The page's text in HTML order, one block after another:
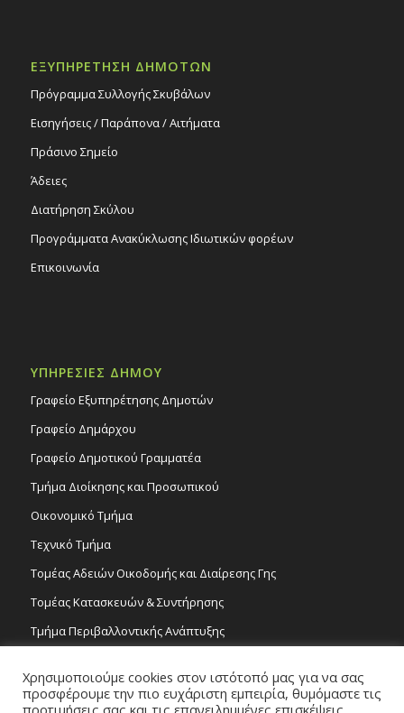
ΕΞΥΠΗΡΕΤΗΣΗ ΔΗΜΟΤΩΝ
Πρόγραμμα Συλλογής Σκυβάλων
Εισηγήσεις / Παράπονα / Αιτήματα
Πράσινο Σημείο
Άδειες
Διατήρηση Σκύλου
Προγράμματα Ανακύκλωσης Ιδιωτικών φορέων
Επικοινωνία
ΥΠΗΡΕΣΙΕΣ ΔΗΜΟΥ
Γραφείο Εξυπηρέτησης Δημοτών
Γραφείο Δημάρχου
Γραφείο Δημοτικού Γραμματέα
Τμήμα Διοίκησης και Προσωπικού
Οικονομικό Τμήμα
Τεχνικό Τμήμα
Τομέας Αδειών Οικοδομής και Διαίρεσης Γης
Τομέας Κατασκευών & Συντήρησης
Τμήμα Περιβαλλοντικής Ανάπτυξης
Τομέας Γραμμάτων και Τεχνών
Χρησιμοποιούμε cookies στον ιστότοπό μας για να σας
προσφέρουμε την πιο ευχάριστη εμπειρία, θυμόμαστε τις
προτιμήσεις σας και τις επανειλημμένες επισκέψεις.